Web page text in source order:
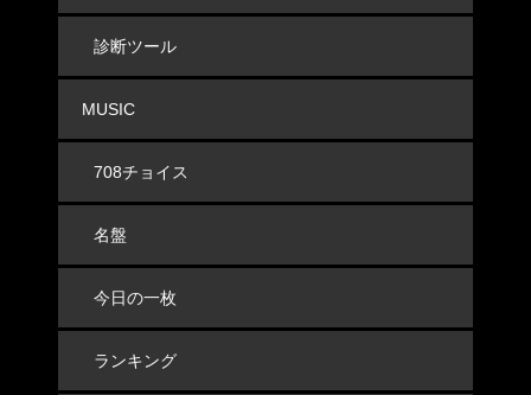
診断ツール
MUSIC
708チョイス
名盤
今日の一枚
ランキング